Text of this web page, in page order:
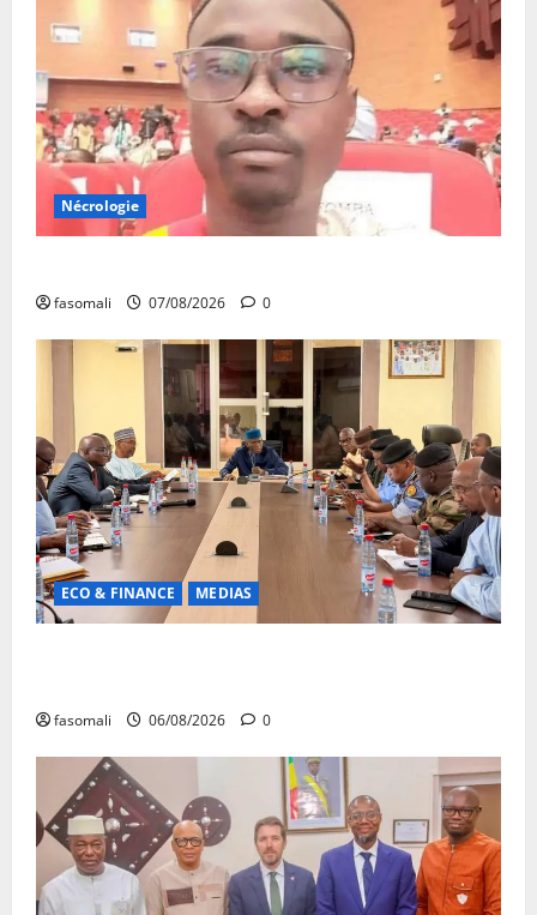
Nécrologie
fasomali 07/08/2026 0
ECO & FINANCE MEDIAS
fasomali 06/08/2026 0